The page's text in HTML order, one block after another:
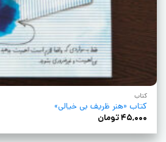
کتاب
کتاب «هنر ظریف بی خیالی»
۴۵,۰۰۰تومان